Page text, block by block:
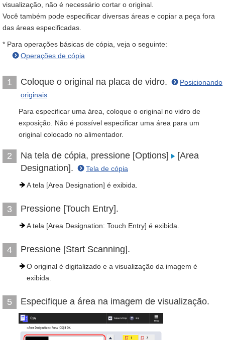
visualização, não é necessário cortar o original.
Você também pode especificar diversas áreas e copiar a peça fora
das áreas especificadas.
* Para operações básicas de cópia, veja o seguinte:
Operações de cópia
1 Coloque o original na placa de vidro.
Posicionando
originais
Para especificar uma área, coloque o original no vidro de
exposição. Não é possível especificar uma área para um
original colocado no alimentador.
2 Na tela de cópia, pressione [Options]
[Area
Designation].
Tela de cópia
A tela [Area Designation] é exibida.
3 Pressione [Touch Entry].
A tela [Area Designation: Touch Entry] é exibida.
4 Pressione [Start Scanning].
O original é digitalizado e a visualização da imagem é
exibida.
5 Especifique a área na imagem de visualização.